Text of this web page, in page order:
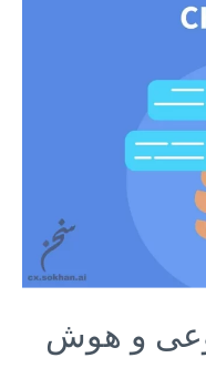
و هوش